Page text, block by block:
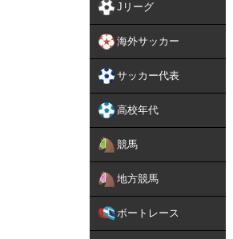
Jリーグ
海外サッカー
サッカー代表
高校年代
競馬
地方競馬
ボートレース